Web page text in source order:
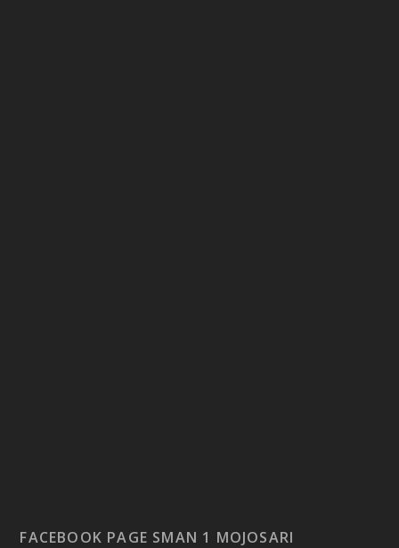
FACEBOOK PAGE SMAN 1 MOJOSARI